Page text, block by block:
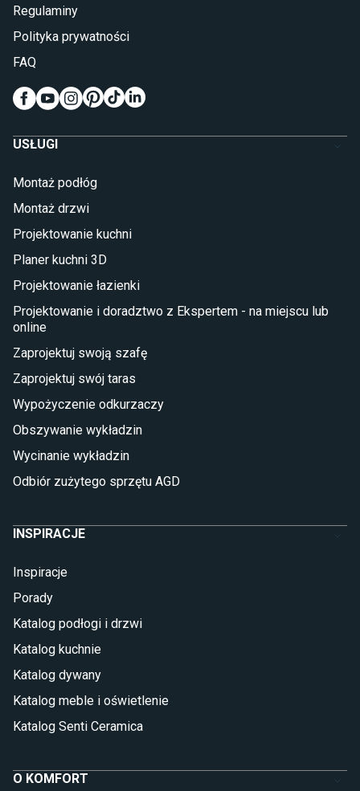
Kinkiety do sypialni
Pokój dziecięcy
Meble do pokoju dziecięcego
Komody dla dzieci
Łóżka dla dziecka (młodzieżowe)
Taras i balkon
Sztuczna trawa miękka
Koce i pledy
Płytki na balkon
Lampy stojące LED
Płytki
Płytki Cersanit
Płytki wielkoformatowe
Glazura
Płytki marmurowe
Regulaminy
Polityka prywatności
FAQ
USŁUGI
Montaż podłóg
Montaż drzwi
Projektowanie kuchni
Planer kuchni 3D
Projektowanie łazienki
Projektowanie i doradztwo z Ekspertem - na miejscu lub
online
Zaprojektuj swoją szafę
Zaprojektuj swój taras
Wypożyczenie odkurzaczy
Obszywanie wykładzin
Wycinanie wykładzin
Odbiór zużytego sprzętu AGD
INSPIRACJE
Inspiracje
Porady
Katalog podłogi i drzwi
Katalog kuchnie
Katalog dywany
Katalog meble i oświetlenie
Katalog Senti Ceramica
O KOMFORT